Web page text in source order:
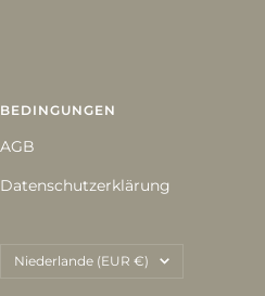
BEDINGUNGEN
AGB
Datenschutzerklärung
Land/Region
Niederlande (EUR €)